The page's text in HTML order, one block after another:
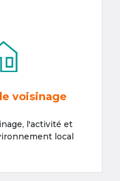
voisinage
l'activité et
local